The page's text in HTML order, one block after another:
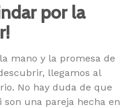
por la
mano y la promesa de
llegamos al
No hay duda de que
una pareja hecha en